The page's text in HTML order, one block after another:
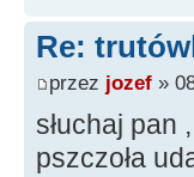
Re:
przez jozef »
słuchaj pan
pszczoła